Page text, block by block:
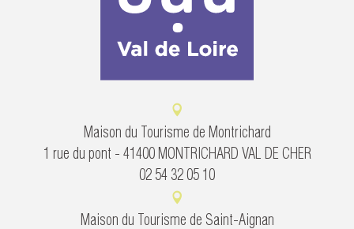
Maison du Tourisme de Montrichard
1 rue du pont - 41400 MONTRICHARD VAL DE CHER
02 54 32 05 10
Maison du Tourisme de Saint-Aignan